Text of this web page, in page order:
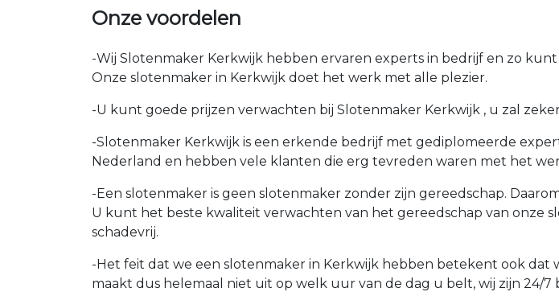
Onze voordelen
-Wij Slotenmaker Kerkwijk hebben ervaren experts in bedrijf en zo
Onze slotenmaker in Kerkwijk doet het werk met alle plezier.
-U kunt goede prijzen verwachten bij Slotenmaker Kerkwijk , u zal
-Slotenmaker Kerkwijk is een erkende bedrijf met gediplomeerde
Nederland en hebben vele klanten die erg tevreden waren met het
-Een slotenmaker is geen slotenmaker zonder zijn gereedschap.
U kunt het beste kwaliteit verwachten van het gereedschap van onze
schadevrij.
-Het feit dat we een slotenmaker in Kerkwijk hebben betekent ook dat
maakt dus helemaal niet uit op welk uur van de dag u belt, wij zijn 24/7